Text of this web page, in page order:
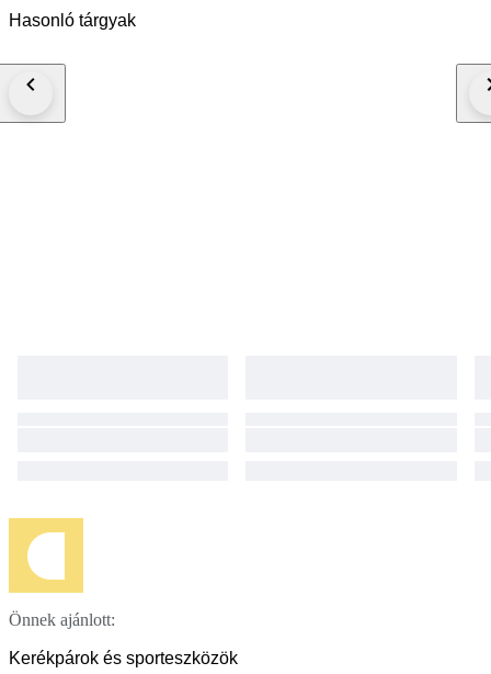
Hasonló tárgyak
Önnek ajánlott:
Kerékpárok és sporteszközök